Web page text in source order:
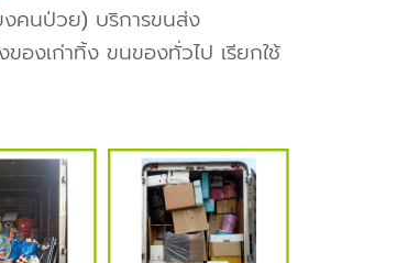
งคนป่วย) บริการขนส่ง
งเก่าทิ้ง ขนของทั่วไป เรียกใช้